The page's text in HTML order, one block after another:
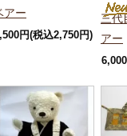
アー
円(税込2,750円)
三代
アー